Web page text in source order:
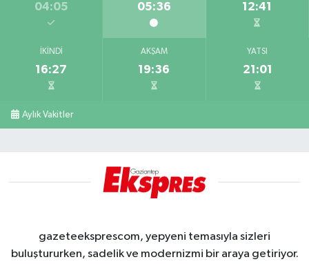
04:05 05:36 12:41
İKINDI
16:27
AKŞAM
19:36
YATSI
21:01
Aylık Vakitler
gazeteeksprescom, yepyeni temasıyla sizleri
buluştururken, sadelik ve modernizmi bir araya getiriyor.